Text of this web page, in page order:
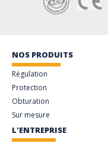
NOS PRODUITS
Régulation
Protection
Obturation
Sur mesure
L'ENTREPRISE